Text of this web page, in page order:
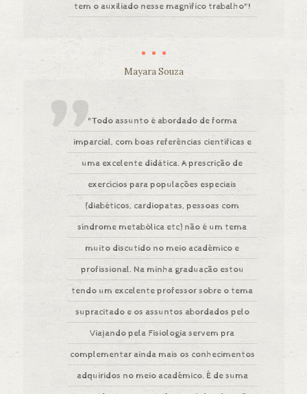
tem o auxiliado nesse magnífico trabalho"!
Mayara Souza
"Todo assunto é abordado de forma
imparcial, com boas referências científicas e
uma excelente didática. A prescrição de
exercícios para populações especiais
(diabéticos, cardiopatas, pessoas com
síndrome metabólica etc) não é um tema
muito discutido no meio acadêmico e
profissional. Na minha graduação estou
tendo um excelente professor sobre o tema
supracitado e os assuntos abordados pelo
Viajando pela Fisiologia servem pra
complementar ainda mais os conhecimentos
adquiridos no meio acadêmico. É de suma